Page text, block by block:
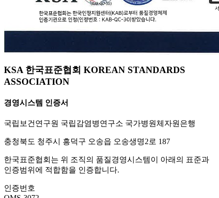
KSA 한국표준협회 KOREAN STANDARDS
ASSOCIATION
경영시스템 인증서
국립보건연구원 국립감염병연구소 국가병원체자원은행
충청북도 청주시 흥덕구 오송읍 오송생명2로 187
한국표준협회는 위 조직의 품질경영시스템이 아래의 표준과
인증범위에 적합함을 인증합니다.
인증번호